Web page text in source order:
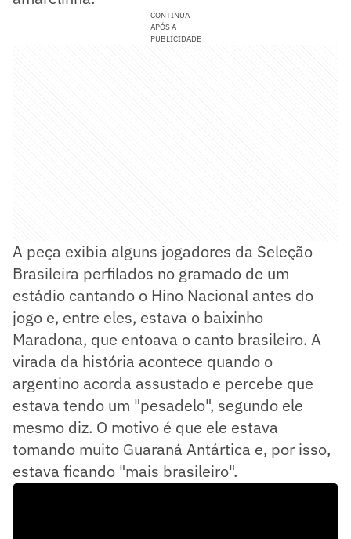
CONTINUA
APÓS A
PUBLICIDADE
A peça exibia alguns jogadores da Seleção
Brasileira perfilados no gramado de um
estádio cantando o Hino Nacional antes do
jogo e, entre eles, estava o baixinho
Maradona, que entoava o canto brasileiro. A
virada da história acontece quando o
argentino acorda assustado e percebe que
estava tendo um "pesadelo", segundo ele
mesmo diz. O motivo é que ele estava
tomando muito Guaraná Antártica e, por isso,
estava ficando "mais brasileiro".